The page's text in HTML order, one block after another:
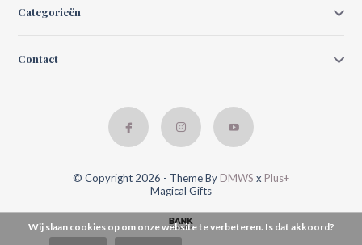
Categorieën
Contact
© Copyright 2026 - Theme By DMWS x Plus+
Magical Gifts
Wij slaan cookies op om onze website te verbeteren. Is dat akkoord?